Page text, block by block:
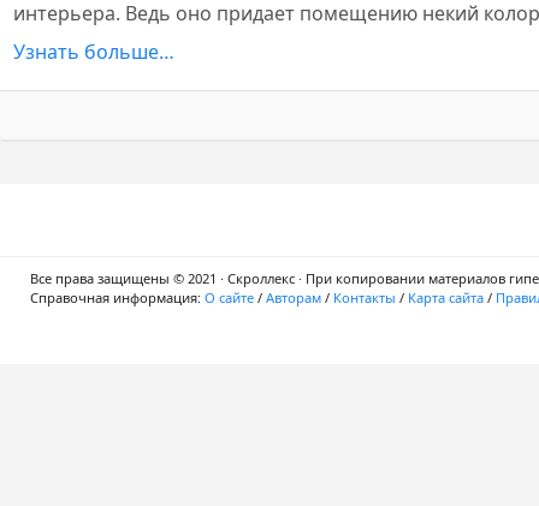
интерьера. Ведь оно придает помещению некий
Узнать больше…
Все права защищены © 2021 · Скроллекс · При копировании материалов
Справочная информация: О сайте / Авторам / Контакты / Карта сайта /